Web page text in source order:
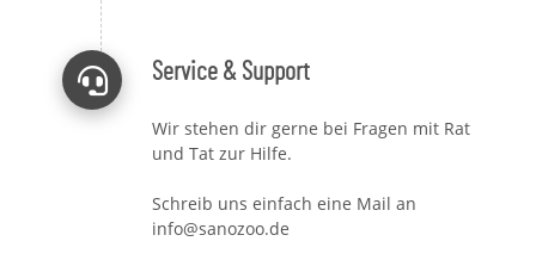
Service & Support
Wir stehen dir gerne bei Fragen mit Rat
und Tat zur Hilfe.
Schreib uns einfach eine Mail an
info@sanozoo.de